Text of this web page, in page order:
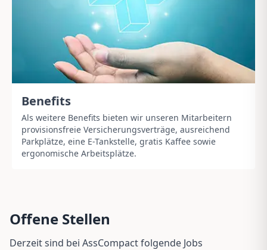
Benefits
Als weitere Benefits bieten wir unseren Mitarbeitern
provisionsfreie Versicherungsverträge, ausreichend
Parkplätze, eine E-Tankstelle, gratis Kaffee sowie
ergonomische Arbeitsplätze.
Offene Stellen
Derzeit sind bei AssCompact folgende Jobs